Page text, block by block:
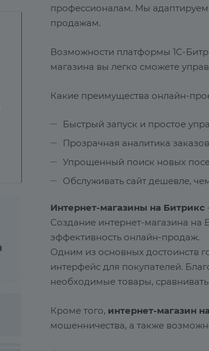
профессионалам. Мы
продажам.
Возможности платформы 1С-
магазина вы легко сможете
Какие преимущества онлайн-
Быстрый запуск и простое
Прозрачная аналитика
Упрощенный поиск новых
Обслуживать сайт дешевле,
Интернет-магазины на Битрикс
Создание интернет-магазина
эффективность онлайн-продаж.
Одним из основных достоинств
интерфейс для покупателей.
необходимые товары,
Кроме того, интернет-магазин
мошенничества, а также